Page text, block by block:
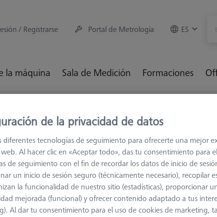
/ Registrarse Portal de Metrología ES
la máquina Sala de Medición Formaciones
Clasificar
de la privacidad de datos
diferentes tecnologías de seguimiento para ofrecerte una mejor
Al hacer clic en «Aceptar todo», das tu consentimiento para
de seguimiento con el fin de recordar los datos de inicio de
un inicio de sesión seguro (técnicamente necesario), recopilar
la funcionalidad de nuestro sitio (estadísticas), proporcionar
mejorada (funcional) y ofrecer contenido adaptado a tus
Al dar tu consentimiento para el uso de cookies de marketing,